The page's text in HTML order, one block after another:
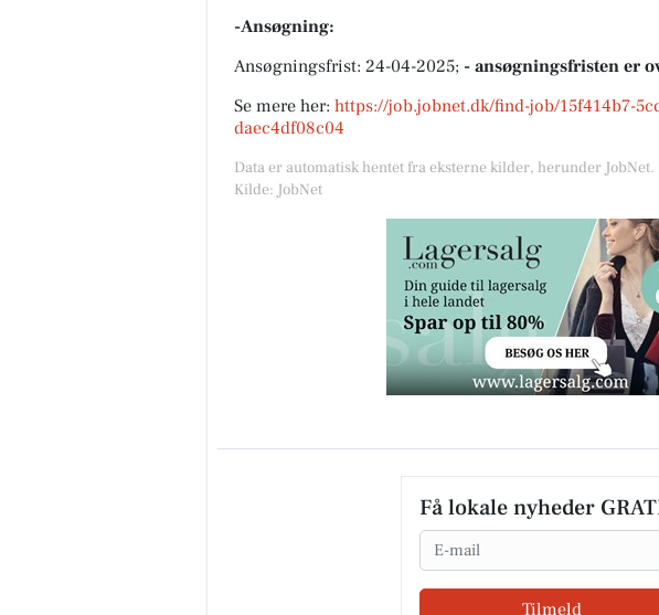
-Ansøgning:
Ansøgningsfrist: 24-04-2025; - ansøgningsfristen er
Se mere her: https://job.jobnet.dk/find-job/15f414b7-
daec4df08c04
Data er automatisk hentet fra eksterne kilder, herunder JobNet.
Kilde: JobNet
Få lokale nyheder
Email
Tilmeld